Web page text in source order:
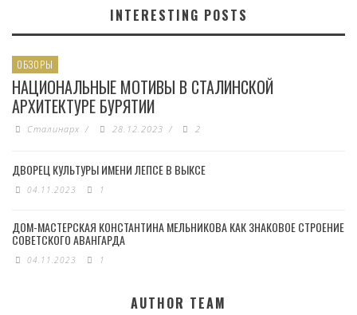
INTERESTING POSTS
ОБЗОРЫ
НАЦИОНАЛЬНЫЕ МОТИВЫ В СТАЛИНСКОЙ
АРХИТЕКТУРЕ БУРЯТИИ
Сталинарх / 28.12.2023 / 2
ДВОРЕЦ КУЛЬТУРЫ ИМЕНИ ЛЕПСЕ В ВЫКСЕ
04.11.2023 1
ДОМ-МАСТЕРСКАЯ КОНСТАНТИНА МЕЛЬНИКОВА КАК ЗНАКОВОЕ СТРОЕНИЕ
СОВЕТСКОГО АВАНГАРДА
04.11.2023 1
AUTHOR TEAM